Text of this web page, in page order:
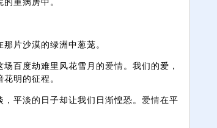
片沙漠的绿洲中葱茏。
场百度劫难里风花雪月的爱情。我们的爱，
明的征程。
平淡的日子却让我们日渐惶恐。 爱情在平